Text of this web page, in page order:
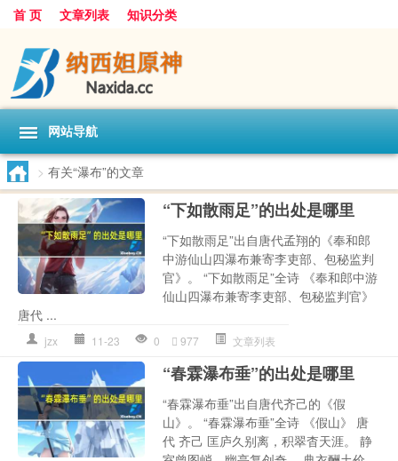
首 页 文章列表 知识分类
网站导航
> 有关“瀑布”的文章
“下如散雨足”的出处是哪里
“下如散雨足”出自唐代孟翔的《奉和郎
中游仙山四瀑布兼寄李吏部、包秘监判
官》。 “下如散雨足”全诗 《奉和郎中游
仙山四瀑布兼寄李吏部、包秘监判官》
唐代 ...
jzx 11-23 0 977 文章列表
“春霖瀑布垂”的出处是哪里
“春霖瀑布垂”出自唐代齐己的《假
山》。 “春霖瀑布垂”全诗 《假山》 唐
代 齐己 匡庐久别离，积翠杳天涯。 静